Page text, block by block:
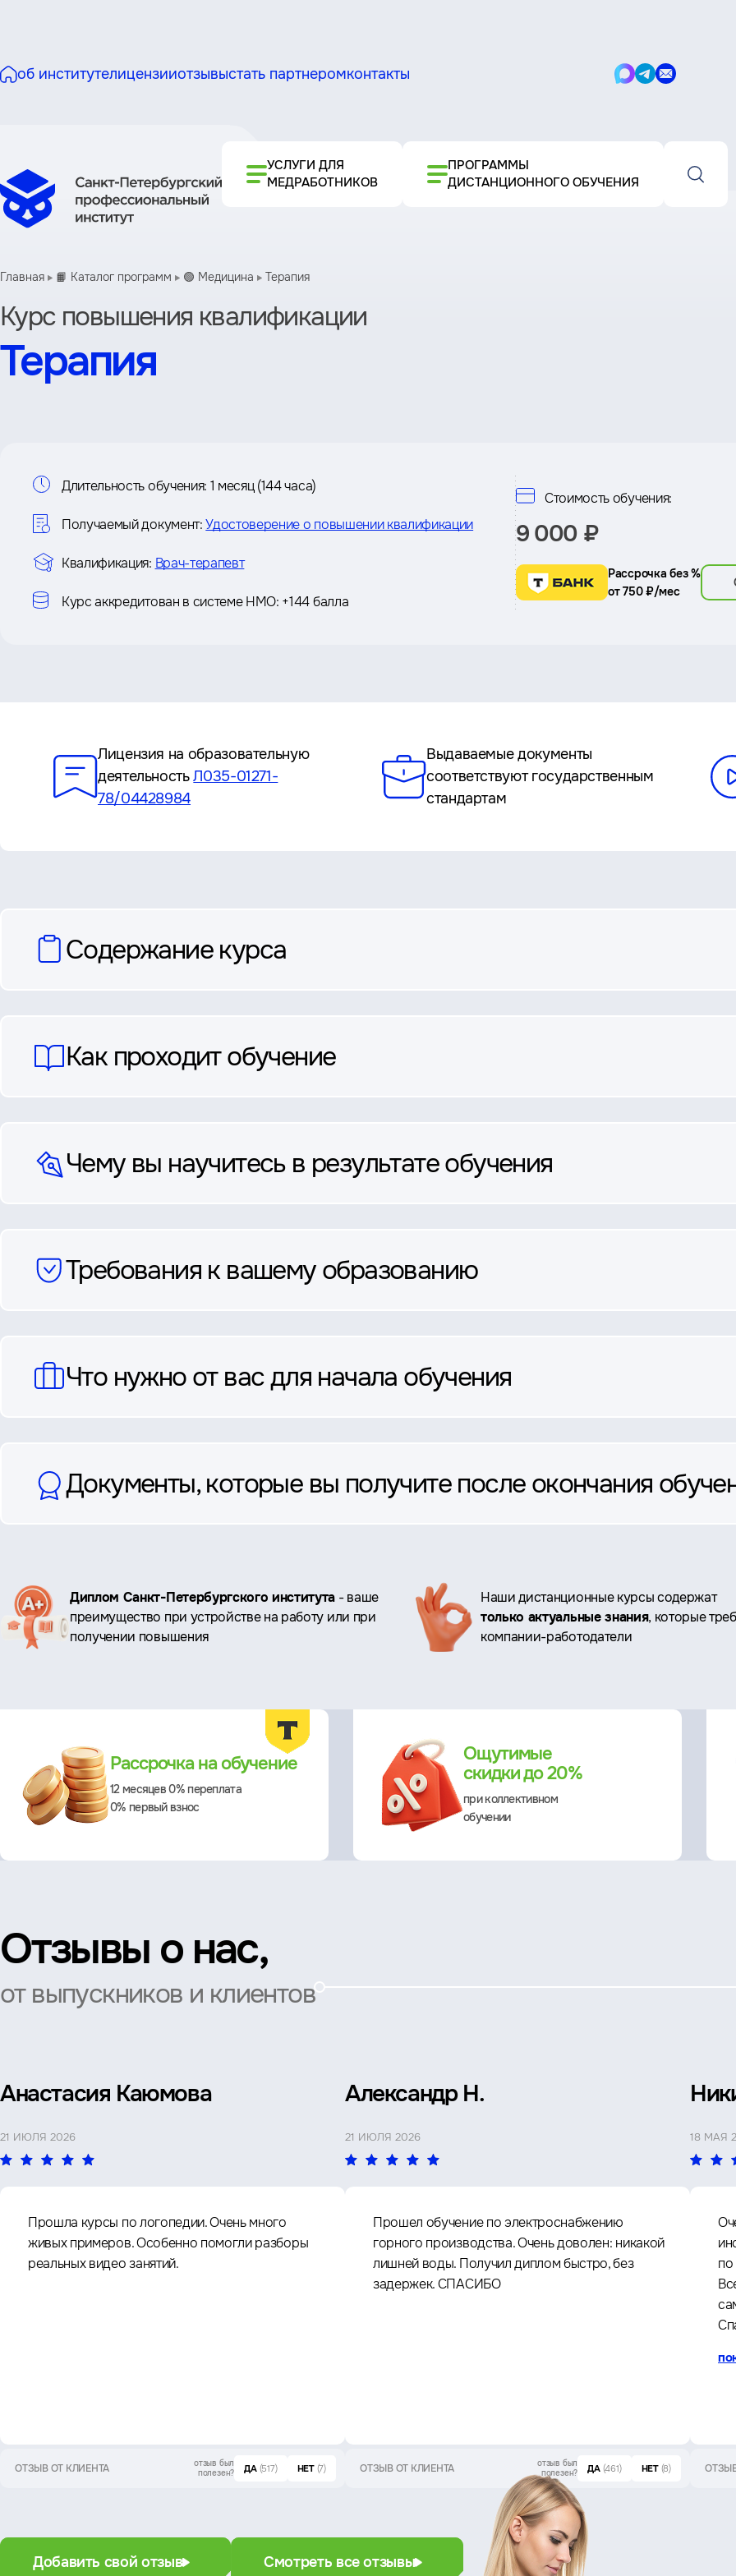
об институтелицензииотзывыстать партнеромконтакты
Написать
Написать
Написать
УСЛУГИ ДЛЯ
МЕДРАБОТНИКОВ
ПРОГРАММЫ
ДИСТАНЦИОННОГО ОБУЧЕНИЯ
Главная 📙 Каталог программ 🟢 Медицина Терапия
Курс повышения квалификации
Терапия
Информация
о
курсе
Длительность обучения: 1 месяц (144 часа)
Получаемый документ: Удостоверение о повышении квалификации
Квалификация: Врач-терапевт
Курс аккредитован в системе НМО: +144 балла
Стоимость обучения:
9 000 ₽
Рассрочка без %
от 750 ₽/мес
Лицензия на образовательную
деятельностьЛ035-01271-
78/04428984
Выдаваемые документы
соответствуют государственным
стандартам
вопросы
Содержание курса
Как проходит обучение
Чему вы научитесь в результате обучения
Требования к вашему образованию
Что нужно от вас для начала обучения
Документы, которые вы получите после окончания
Ключевые
преимущества
Диплом Санкт-Петербургского института - ваше
преимущество при устройстве на работу или при
получении повышения
Наши дистанционные курсы содержат
только актуальные знания, которые
компании-работодатели
Рассрочка на обучение
12 месяцев 0% переплата
0% первый взнос
Ощутимые
скидки до 20%
при коллективном
обучении
Отзывы о нас,
от выпускников и клиентов
Анастасия Каюмова
21 ИЮЛЯ 2026
Прошла курсы по логопедии. Очень много
живых примеров. Особенно помогли разборы
реальных видео занятий.
ОТЗЫВ ОТ КЛИЕНТА
отзыв был
полезен?
ДА (517) НЕТ (7)
Александр Н.
21 ИЮЛЯ 2026
Прошел обучение по электроснабжению
горного производства. Очень доволен: никакой
лишней воды. Получил диплом быстро, без
задержек. СПАСИБО
ОТЗЫВ ОТ КЛИЕНТА
отзыв был
полезен?
ДА (461) НЕТ (8)
18 МАЯ
Добавить свой отзыв Смотреть все отзывы